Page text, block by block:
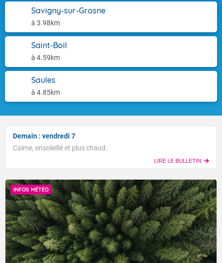
Savigny-sur-Grosne
à 3.98km
Saint-Boil
à 4.59km
Saules
à 4.85km
Demain : vendredi 7
Calme, ensoleillé et plus chaud.
LIRE LE BULLETIN
INFOS MÉTÉO